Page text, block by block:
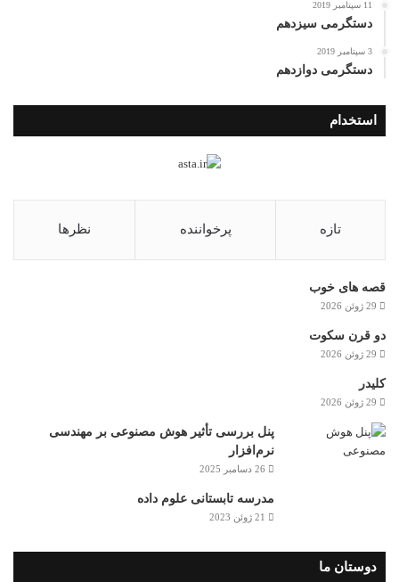
11 سپتامبر 2019
دستگرمی سیزدهم
3 سپتامبر 2019
دستگرمی دوازدهم
استخدام
تازه پرخواننده نظرها
قصه های خوب
29 ژوئن 2026
دو قرن سکوت
29 ژوئن 2026
کلیدر
29 ژوئن 2026
پنل بررسی تأثیر هوش مصنوعی بر مهندسی
نرم‌افزار
26 دسامبر 2025
مدرسه تابستانی علوم داده
21 ژوئن 2023
دوستان ما